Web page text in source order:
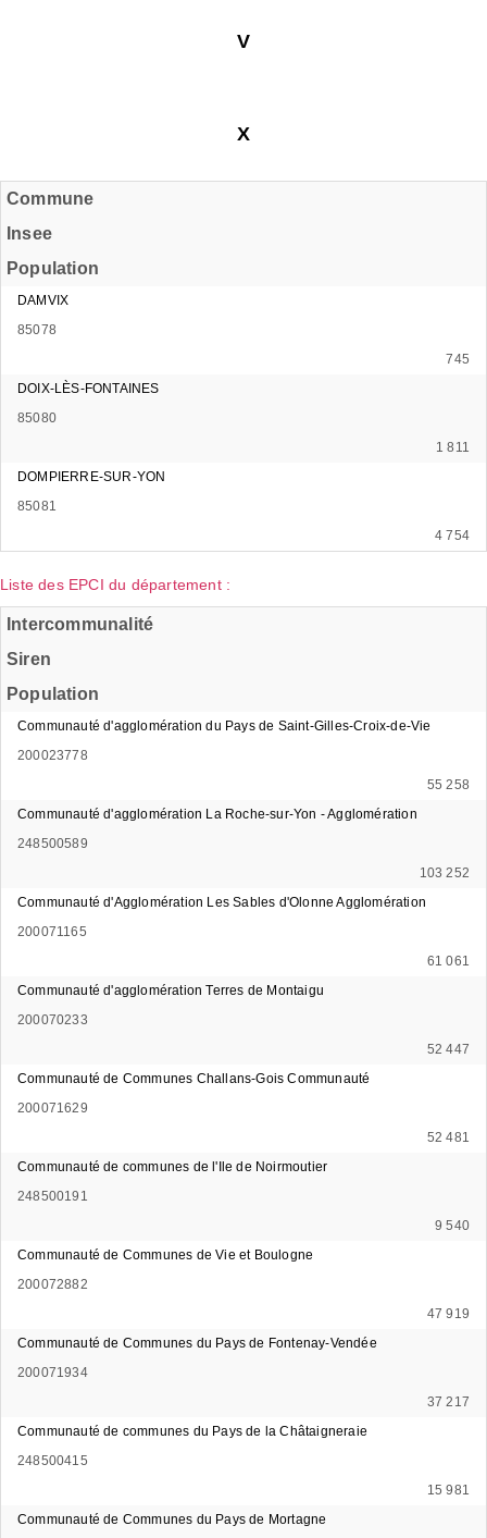
V
X
Commune
Insee
Population
DAMVIX
85078
745
DOIX-LÈS-FONTAINES
85080
1 811
DOMPIERRE-SUR-YON
85081
4 754
Liste des EPCI du département :
Intercommunalité
Siren
Population
Communauté d'agglomération du Pays de Saint-Gilles-Croix-de-Vie
200023778
55 258
Communauté d'agglomération La Roche-sur-Yon - Agglomération
248500589
103 252
Communauté d'Agglomération Les Sables d'Olonne Agglomération
200071165
61 061
Communauté d'agglomération Terres de Montaigu
200070233
52 447
Communauté de Communes Challans-Gois Communauté
200071629
52 481
Communauté de communes de l'Ile de Noirmoutier
248500191
9 540
Communauté de Communes de Vie et Boulogne
200072882
47 919
Communauté de Communes du Pays de Fontenay-Vendée
200071934
37 217
Communauté de communes du Pays de la Châtaigneraie
248500415
15 981
Communauté de Communes du Pays de Mortagne